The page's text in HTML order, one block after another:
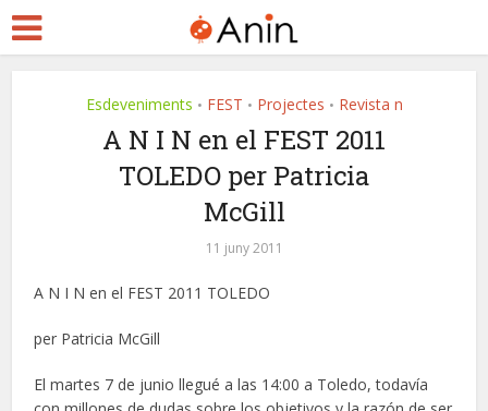
Esdeveniments • FEST • Projectes • Revista n
A N I N en el FEST 2011
TOLEDO per Patricia
McGill
11 juny 2011
A N I N en el FEST 2011 TOLEDO
per Patricia McGill
El martes 7 de junio llegué a las 14:00 a Toledo, todavía